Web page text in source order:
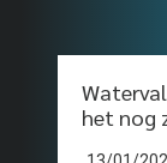
het nog